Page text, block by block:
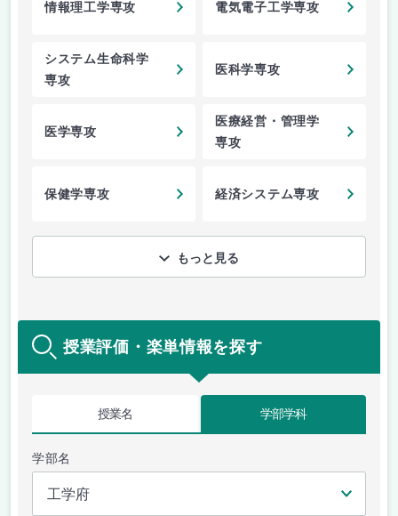
情報理工学専攻 電気電子工学専攻
システム生命科学
専攻
医科学専攻
医学専攻
医療経営・管理学
専攻
保健学専攻 経済システム専攻
もっと見る
授業評価・楽単情報を探す
授業名 学部学科
学部名